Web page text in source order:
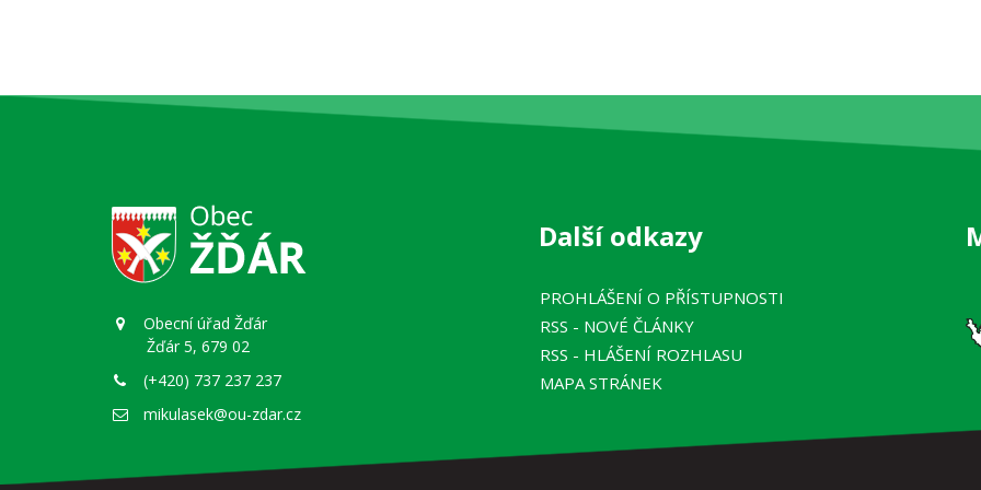
Obecní úřad Žďár
Žďár 5, 679 02
(+420) 737 237 237
mikulasek@ou-zdar.cz
Další odkazy
PROHLÁŠENÍ O PŘÍSTUPNOSTI
RSS - NOVÉ ČLÁNKY
RSS - HLÁŠENÍ ROZHLASU
MAPA STRÁNEK